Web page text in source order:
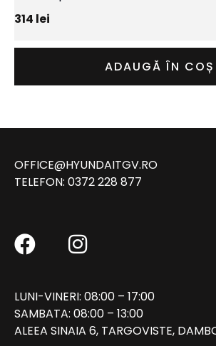
314 lei
ADAUGĂ ÎN COȘ
OFFICE@HYUNDAITGV.RO
TELEFON: 0372 228 877
LUNI-VINERI: 08:00 – 17:00
SAMBATA: 08:00 – 13:00
ALEEA SINAIA 6, TARGOVISTE,